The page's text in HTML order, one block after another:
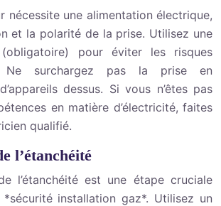
nécessite une alimentation électrique,
et la polarité de la prise. Utilisez une
pour éviter les risques
Ne surchargez pas la prise en
dessus. Si vous n’êtes pas
en matière d’électricité, faites
qualifié.
l’étanchéité
l’étanchéité est une étape cruciale
installation gaz*. Utilisez un